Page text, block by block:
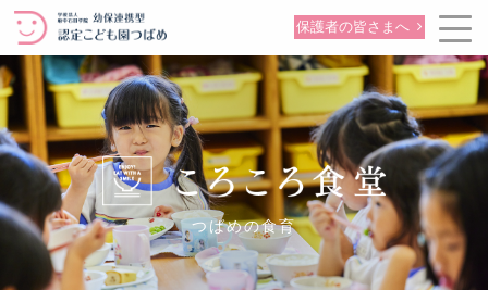
保護者の皆さまへ
つばめの食育